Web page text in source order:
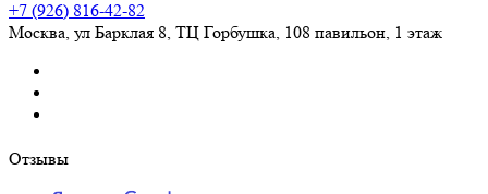
+7 (926) 816-42-82
Москва, ул Барклая 8, ТЦ Горбушка, 108 павильон, 1 этаж
Отзывы